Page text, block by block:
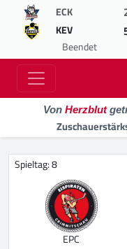
ECK
KEV
Beendet
Von Herzblut
Spieltag: 8
EPC